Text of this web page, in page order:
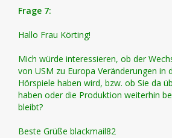
Frage 7:
Hallo Frau Körting!
Mich würde interessieren, ob der
von USM zu Europa Veränderungen in
Hörspiele haben wird, bzw. ob Sie da
haben oder die Produktion weiterhin
bleibt?
Beste Grüße blackmail82